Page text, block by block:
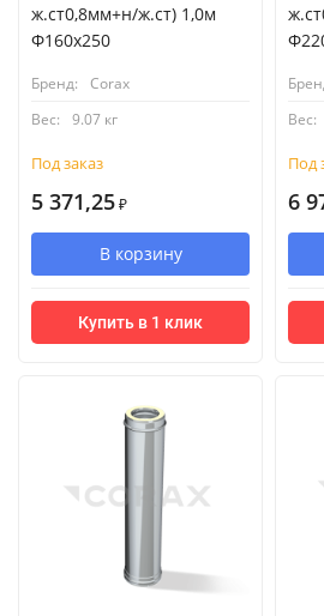
ж.ст0,8мм+н/ж.ст) 1,0м
Ф160х250
Бренд:
Corax
Вес:
9.07 кг
Под заказ
5 371,25 ₽
В корзину
Купить в 1 клик
Вес:
Под
6